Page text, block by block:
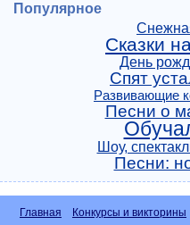
Популярное
Сказки
День
Спят
Развивающие
Песни о
Шоу,
Песни:
Главная Конкурсы и викторины